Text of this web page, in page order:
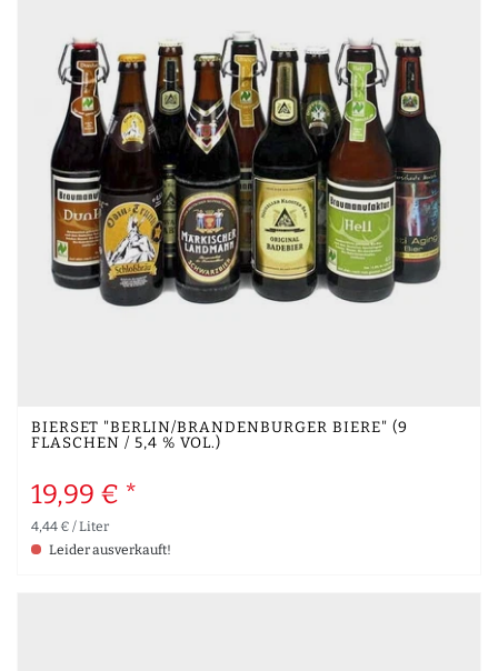
BIERSET "BERLIN/BRANDENBURGER BIERE" (9
FLASCHEN / 5,4 % VOL.)
19,99 € *
4,44 € / Liter
Leider ausverkauft!